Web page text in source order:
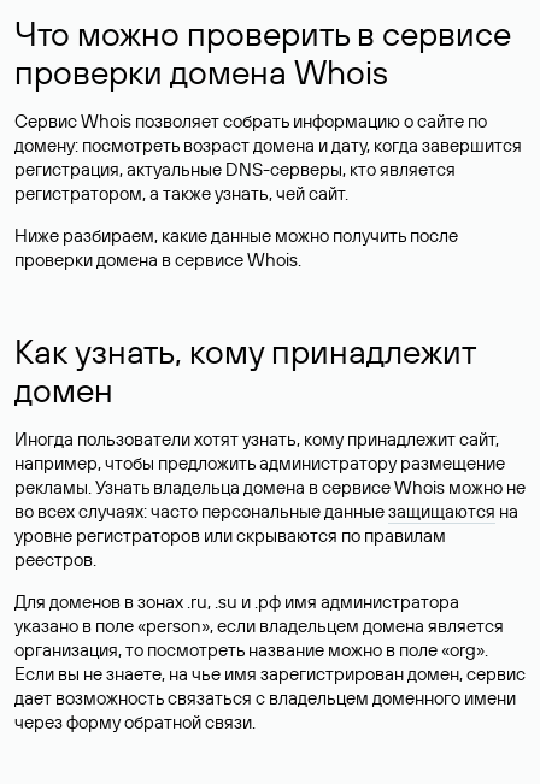
Что можно проверить в сервисе
проверки домена Whois
Сервис Whois позволяет собрать информацию о сайте по
домену: посмотреть возраст домена и дату, когда завершится
регистрация, актуальные DNS-серверы, кто является
регистратором, а также узнать, чей сайт.
Ниже разбираем, какие данные можно получить после
проверки домена в сервисе Whois.
Как узнать, кому принадлежит
домен
Иногда пользователи хотят узнать, кому принадлежит сайт,
например, чтобы предложить администратору размещение
рекламы. Узнать владельца домена в сервисе Whois можно не
во всех случаях: часто персональные данныезащищаются на
уровне регистраторов или скрываются по правилам
реестров.
Для доменов в зонах .ru, .su и .рф имя администратора
указано в поле «person», если владельцем домена является
организация, то посмотреть название можно в поле «org».
Если вы не знаете, на чье имя зарегистрирован домен, сервис
дает возможность связаться с владельцем доменного имени
через форму обратной связи.